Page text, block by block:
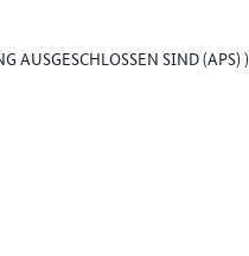
AUSGESCHLOSSEN SIND (APS) )